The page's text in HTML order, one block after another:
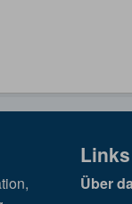
Links
Über